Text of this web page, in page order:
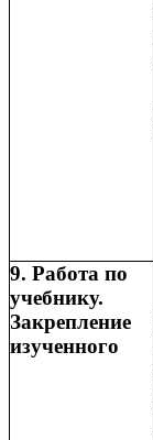
9. Работа по
учебнику.
Закрепление
изученного